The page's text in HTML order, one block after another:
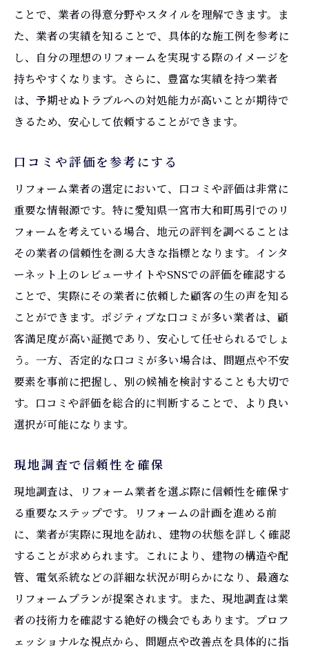
業者との信頼関係の構築
トラブル対応の心得
リフォーム業者の信頼性を見極める重要なチェ
免許や資格の確認
顧客対応のスピード
見積もりの透明性
口コミ評価の分析
業界内での評判
愛知県一宮市のリフォーム業者が提供する安心
のアフターサービス
施工後のフォローアップ
保証期間と内容の確認
メンテナンスの提案
定期点検の重要性
迅速なアフター対応
トラブルシューティング
境を手に入れる
予算設定の基本
コスト削減の工夫
見積もりの比較方法
追加料金を防ぐポイント
契約前に確認すべき費用
費用対効果の考え方
ことで、業者の得意分野やスタイルを理解できます。ま
た、業者の実績を知ることで、具体的な施工例を参考に
し、自分の理想のリフォームを実現する際のイメージを
持ちやすくなります。さらに、豊富な実績を持つ業者
は、予期せぬトラブルへの対処能力が高いことが期待で
きるため、安心して依頼することができます。
口コミや評価を参考にする
リフォーム業者の選定において、口コミや評価は非常に
重要な情報源です。特に愛知県一宮市大和町馬引でのリ
フォームを考えている場合、地元の評判を調べることは
その業者の信頼性を測る大きな指標となります。インタ
ーネット上のレビューサイトやSNSでの評価を確認する
ことで、実際にその業者に依頼した顧客の生の声を知る
ことができます。ポジティブな口コミが多い業者は、顧
客満足度が高い証拠であり、安心して任せられるでしょ
う。一方、否定的な口コミが多い場合は、問題点や不安
要素を事前に把握し、別の候補を検討することも大切で
す。口コミや評価を総合的に判断することで、より良い
選択が可能になります。
現地調査で信頼性を確保
現地調査は、リフォーム業者を選ぶ際に信頼性を確保す
る重要なステップです。リフォームの計画を進める前
に、業者が実際に現地を訪れ、建物の状態を詳しく確認
することが求められます。これにより、建物の構造や配
管、電気系統などの詳細な状況が明らかになり、最適な
リフォームプランが提案されます。また、現地調査は業
者の技術力を確認する絶好の機会でもあります。プロフ
ェッショナルな視点から、問題点や改善点を具体的に指